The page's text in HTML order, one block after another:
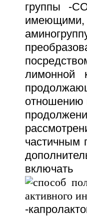
группы -
имеющими,
лимонной
отношению
частичным
-